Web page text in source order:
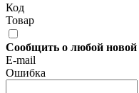
Код
Товар
Сообщить о любой новой
E-mail
Ошибка